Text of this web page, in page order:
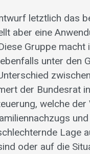
letztlich das
aber eine
Gruppe macht
unter den
der Bundesrat
welche
Lage
oder auf die